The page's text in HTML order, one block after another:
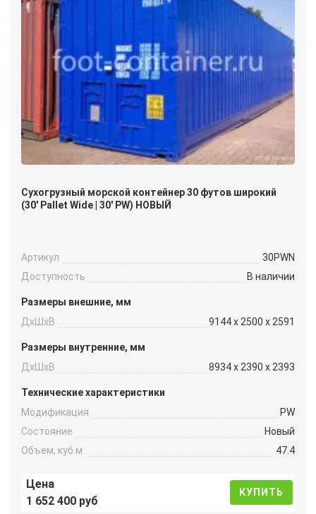
Сухогрузный морской контейнер 30 футов широкий
(30′ Pallet Wide | 30′ PW) НОВЫЙ
Артикул
30PWN
Доступность
В наличии
Размеры внешние, мм
ДxШxВ
9144 x 2500 x 2591
Размеры внутренние, мм
ДxШxВ
8934 x 2390 x 2393
Технические характеристики
Модификация
PW
Состояние
Новый
Объем, куб.м
47.4
Цена
1 652 400 руб
КУПИТЬ